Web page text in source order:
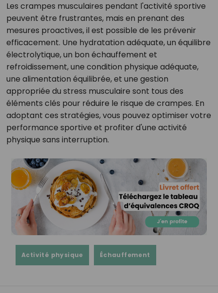
Les crampes musculaires pendant l'activité sportive
peuvent être frustrantes, mais en prenant des
mesures proactives, il est possible de les prévenir
efficacement. Une hydratation adéquate, un équilibre
électrolytique, un bon échauffement et
refroidissement, une condition physique adéquate,
une alimentation équilibrée, et une gestion
appropriée du stress musculaire sont tous des
éléments clés pour réduire le risque de crampes. En
adoptant ces stratégies, vous pouvez optimiser votre
performance sportive et profiter d'une activité
physique sans interruption.
Activité physique Échauffement